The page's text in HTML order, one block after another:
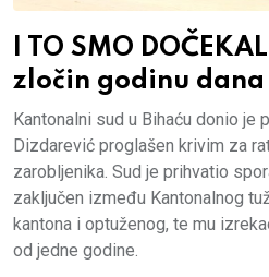
I TO SMO
zločin godinu
Kantonalni sud u Bihaću donio je
Dizdarević proglašen krivim za
zarobljenika. Sud je prihvatio
zaključen između Kantonalnog
kantona i optuženog, te mu
od jedne godine.